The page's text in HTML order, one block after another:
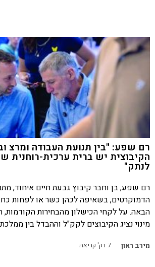
רם שפע: "בין תנועת העבודה ומרצ
הקיבוצית יש ברית ערכית-רוחנית
לנתק"
רם שפע, בן וחבר קיבוץ גבעת חיים איחוד,
הדמוקרטים, בשאיפה לכהן כשר או לפחות
הבאה. על לקחי הכישלון מהבחירות
מינוי נציג הקיבוצים לקק"ל וההבדל בין
מירב ראון 7דק' קריאה